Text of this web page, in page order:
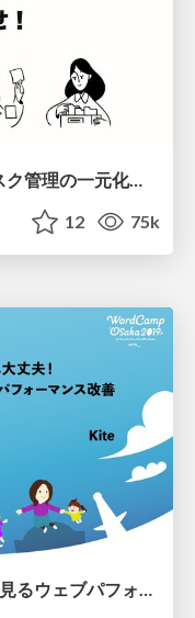
個人からチームまで、情報・タスク管理の一元化はNotionにお任せ！
12 75k